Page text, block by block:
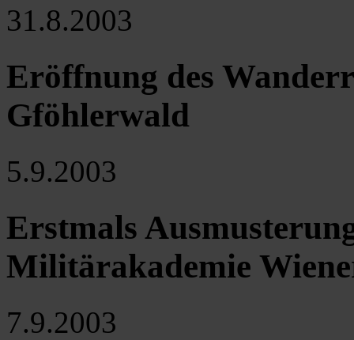
31.8.2003
Eröffnung des
Gföhlerwald
5.9.2003
Erstmals
Militärakademie
7.9.2003